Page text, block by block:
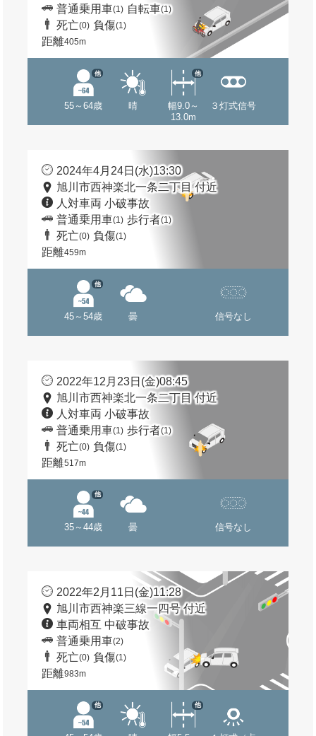
普通乗用車(1) 自転車(1)
死亡(0) 負傷(1)
距離405m
55～64歳
他
晴
幅9.0～
13.0m
他
３灯式信号
2024年4月24日(水)13:30
旭川市西神楽北一条二丁目 付近
人対車両 小破事故
普通乗用車(1) 歩行者(1)
死亡(0) 負傷(1)
距離459m
45～54歳
他
曇 信号なし
2022年12月23日(金)08:45
旭川市西神楽北一条二丁目 付近
人対車両 小破事故
普通乗用車(1) 歩行者(1)
死亡(0) 負傷(1)
距離517m
35～44歳
他
曇 信号なし
2022年2月11日(金)11:28
旭川市西神楽三線一四号 付近
車両相互 中破事故
普通乗用車(2)
死亡(0) 負傷(1)
距離983m
他 他